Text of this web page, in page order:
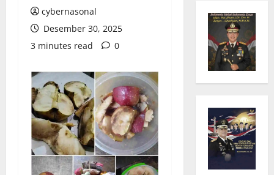
cybernasonal
Desember 30, 2025
3 minutes read
0